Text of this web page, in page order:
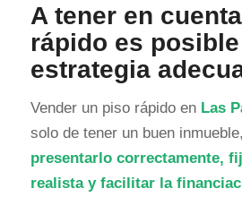
A tener en
rápido es
estrategia
Vender un piso rápido en Las
solo de tener un buen
presentarlo correctamente,
realista y facilitar la